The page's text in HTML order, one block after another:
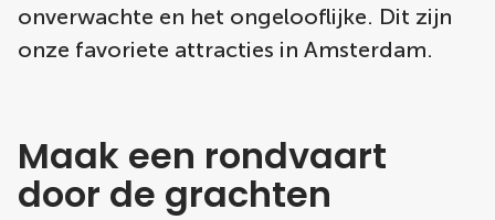
onverwachte en het ongelooflijke. Dit zijn
onze favoriete attracties in Amsterdam.
Maak een rondvaart
door de grachten